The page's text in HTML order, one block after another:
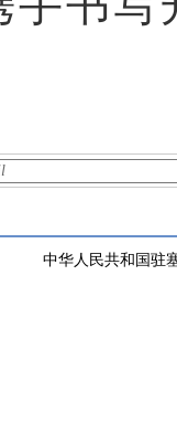
中华人民共和国驻